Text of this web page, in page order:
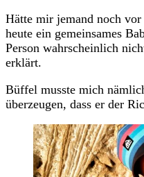
Hätte mir jemand noch
heute ein gemeinsames
Person wahrscheinlich
erklärt.
Büffel musste mich
überzeugen, dass er der